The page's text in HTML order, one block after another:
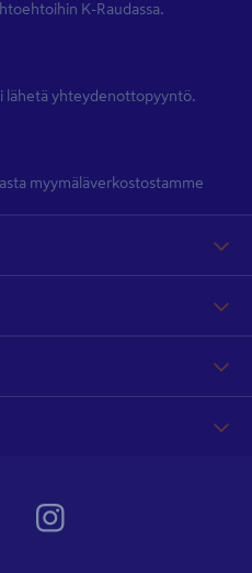
K-Raudassa.
lähetä yhteydenottopyyntö.
myymäläverkostostamme